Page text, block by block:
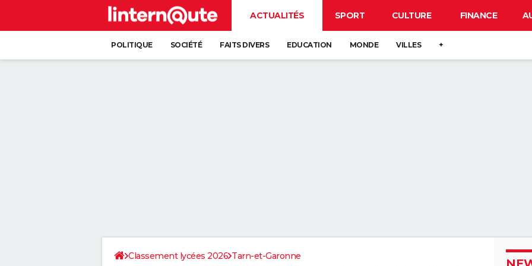
ACTUALITÉS SPORT CULTURE FINANCE
POLITIQUE SOCIÉTÉ FAITS DIVERS EDUCATION MONDE VILLES +
Classement lycées 2026 Tarn-et-Garonne